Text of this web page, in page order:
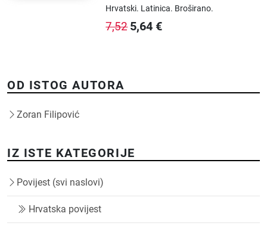
Hrvatski. Latinica. Broširano.
7,52 5,64 €
OD ISTOG AUTORA
Zoran Filipović
IZ ISTE KATEGORIJE
Povijest (svi naslovi)
Hrvatska povijest